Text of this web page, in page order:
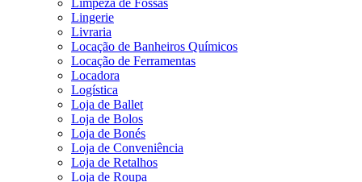
Limpeza de Fossas
Lingerie
Livraria
Locação de Banheiros Químicos
Locação de Ferramentas
Locadora
Logística
Loja de Ballet
Loja de Bolos
Loja de Bonés
Loja de Conveniência
Loja de Retalhos
Loja de Roupa